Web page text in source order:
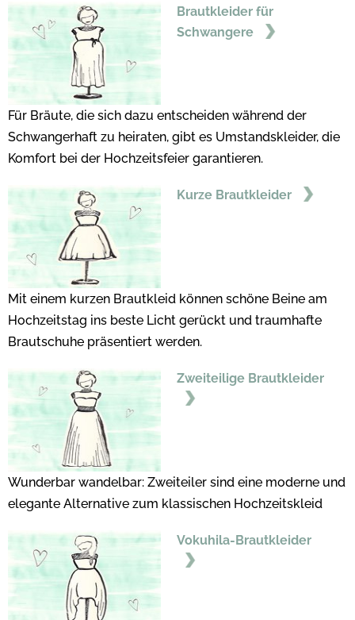
Brautkleider für
Schwangere
Für Bräute, die sich dazu entscheiden während der
Schwangerhaft zu heiraten, gibt es Umstandskleider, die
Komfort bei der Hochzeitsfeier garantieren.
Kurze Brautkleider
Mit einem kurzen Brautkleid können schöne Beine am
Hochzeitstag ins beste Licht gerückt und traumhafte
Brautschuhe präsentiert werden.
Zweiteilige Brautkleider
Wunderbar wandelbar: Zweiteiler sind eine moderne und
elegante Alternative zum klassischen Hochzeitskleid
Vokuhila-Brautkleider